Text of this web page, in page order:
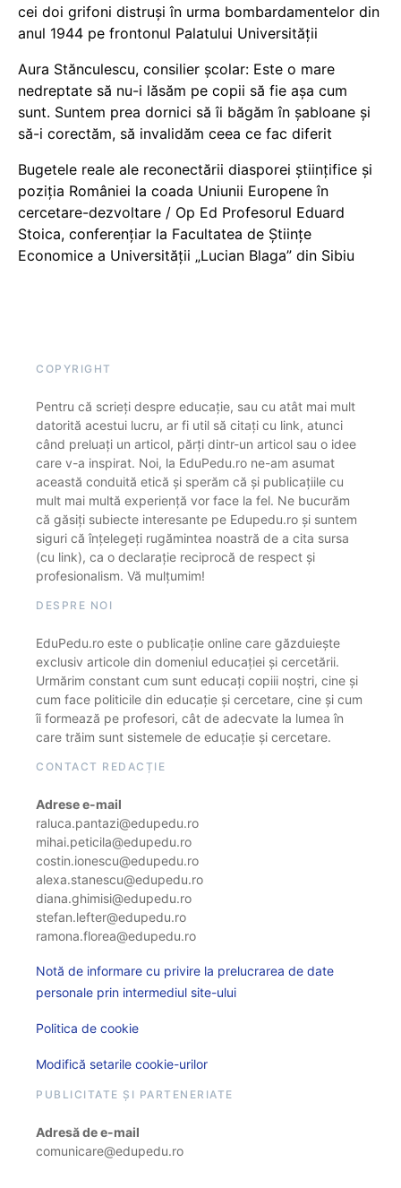
cei doi grifoni distruși în urma bombardamentelor din
anul 1944 pe frontonul Palatului Universității
Aura Stănculescu, consilier școlar: Este o mare
nedreptate să nu-i lăsăm pe copii să fie așa cum
sunt. Suntem prea dornici să îi băgăm în șabloane și
să-i corectăm, să invalidăm ceea ce fac diferit
Bugetele reale ale reconectării diasporei științifice și
poziția României la coada Uniunii Europene în
cercetare-dezvoltare / Op Ed Profesorul Eduard
Stoica, conferențiar la Facultatea de Științe
Economice a Universității „Lucian Blaga” din Sibiu
COPYRIGHT
Pentru că scrieți despre educație, sau cu atât mai mult
datorită acestui lucru, ar fi util să citați cu link, atunci
când preluați un articol, părți dintr-un articol sau o idee
care v-a inspirat. Noi, la EduPedu.ro ne-am asumat
această conduită etică și sperăm că și publicațiile cu
mult mai multă experiență vor face la fel. Ne bucurăm
că găsiți subiecte interesante pe Edupedu.ro și suntem
siguri că înțelegeți rugămintea noastră de a cita sursa
(cu link), ca o declarație reciprocă de respect și
profesionalism. Vă mulțumim!
DESPRE NOI
EduPedu.ro este o publicație online care găzduiește
exclusiv articole din domeniul educației și cercetării.
Urmărim constant cum sunt educați copiii noștri, cine și
cum face politicile din educație și cercetare, cine și cum
îi formează pe profesori, cât de adecvate la lumea în
care trăim sunt sistemele de educație și cercetare.
CONTACT REDACȚIE
Adrese e-mail
raluca.pantazi@edupedu.ro
mihai.peticila@edupedu.ro
costin.ionescu@edupedu.ro
alexa.stanescu@edupedu.ro
diana.ghimisi@edupedu.ro
stefan.lefter@edupedu.ro
ramona.florea@edupedu.ro
Notă de informare cu privire la prelucrarea de date
personale prin intermediul site-ului
Politica de cookie
Modifică setarile cookie-urilor
PUBLICITATE ȘI PARTENERIATE
Adresă de e-mail
comunicare@edupedu.ro